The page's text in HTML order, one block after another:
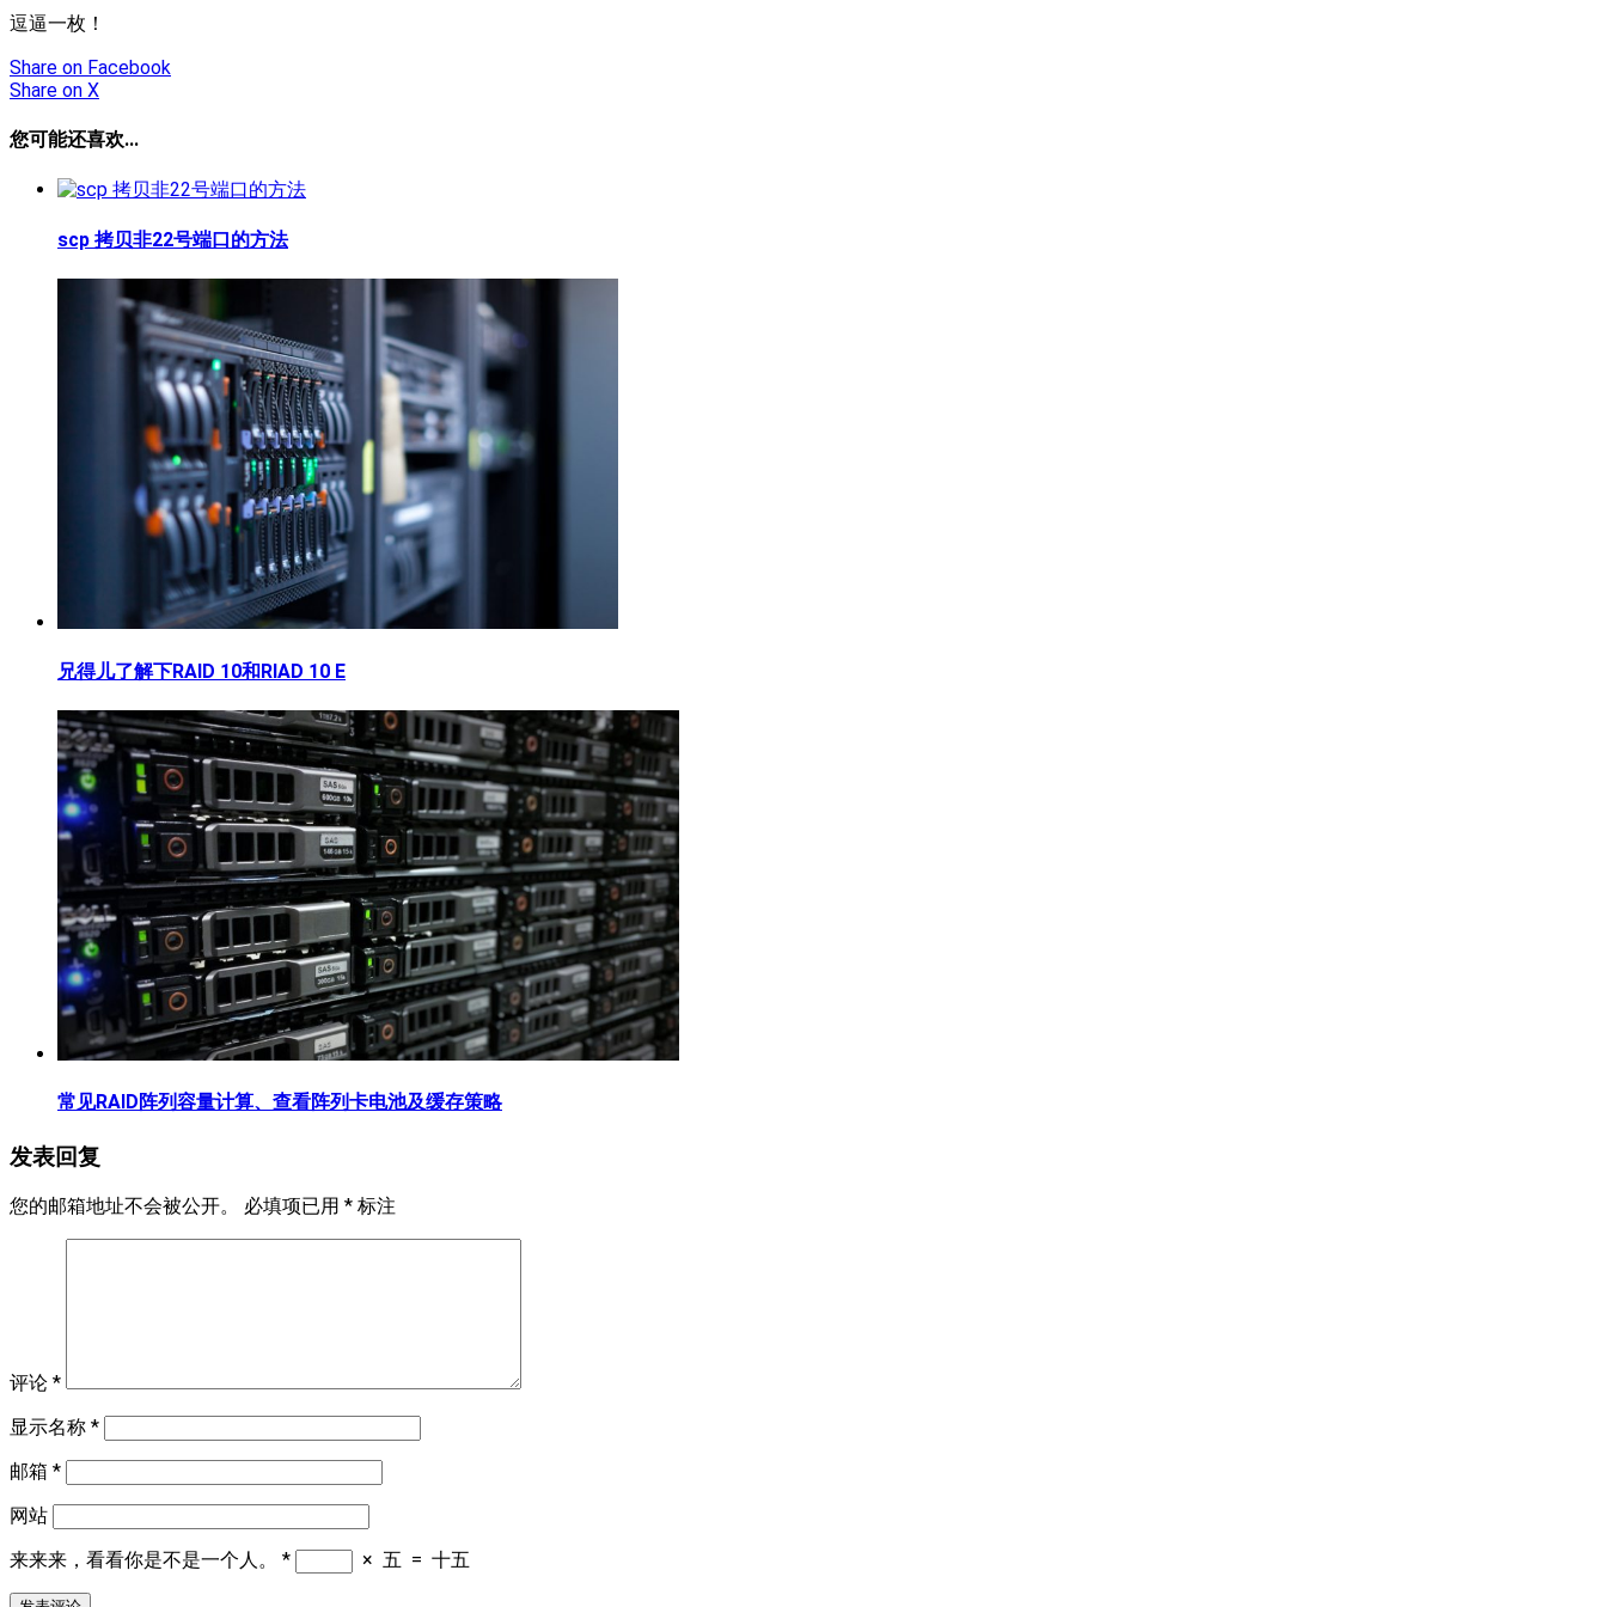
逗逼一枚！
Share on Facebook
Share on X
您可能还喜欢...
scp 拷贝非22号端口的方法
兄得儿了解下RAID 10和RIAD 10 E
常见RAID阵列容量计算、查看阵列卡电池及缓存策略
发表回复
您的邮箱地址不会被公开。 必填项已用 * 标注
评论 *
显示名称 *
邮箱 *
网站
来来来，看看你是不是一个人。
* × 五 = 十五